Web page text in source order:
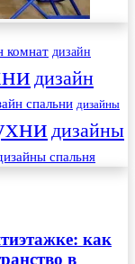
комнат дизайн
дизайн
спальни дизайны
дизайны
спальня
как
в